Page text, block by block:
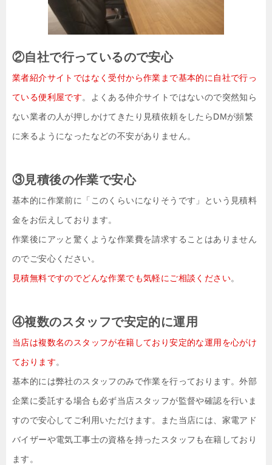
②自社で行っているので安心
業者紹介サイトではなく受付から作業まで基本的に自社で行っ
ている便利屋です。よくある仲介サイトではないので突然知ら
ない業者の人が押しかけてきたり見積依頼をしたらDMが頻繁
に来るようになったなどの不安がありません。
③見積後の作業で安心
基本的に作業前に「このくらいになりそうです」という見積料
金をお伝えしております。
作業後にアッと驚くような作業費を請求することはありません
のでご安心ください。
見積無料ですのでどんな作業でも気軽にご相談ください。
④複数のスタッフで安定的に運用
当店は複数名のスタッフが在籍しており安定的な運用を心がけ
ております。
基本的には弊社のスタッフのみで作業を行っております。外部
企業に委託する場合も必ず当店スタッフが監督や確認を行いま
すので安心してご利用いただけます。
また当店には、家電アド
バイザーや電気工事士の資格を持ったスタッフも在籍しており
ます。